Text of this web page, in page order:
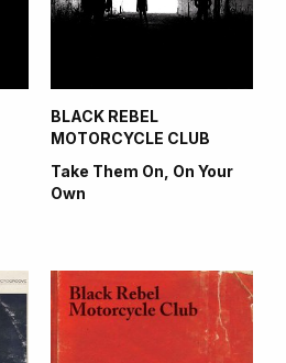
BLACK REBEL
MOTORCYCLE CLUB
Take Them On, On Your
Own